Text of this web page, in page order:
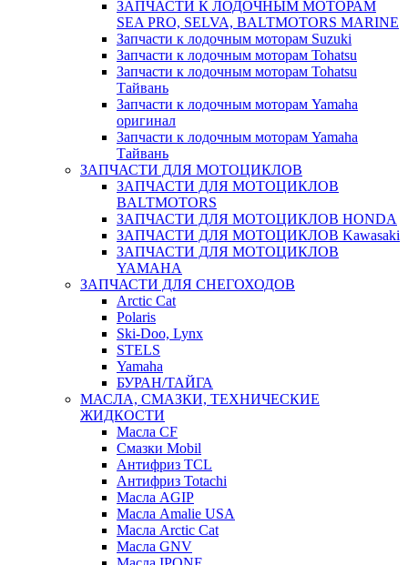
ЗАПЧАСТИ К ЛОДОЧНЫМ МОТОРАМ
SEA PRO, SELVA, BALTMOTORS MARINE
Запчасти к лодочным моторам Suzuki
Запчасти к лодочным моторам Tohatsu
Запчасти к лодочным моторам Tohatsu
Тайвань
Запчасти к лодочным моторам Yamaha
оригинал
Запчасти к лодочным моторам Yamaha
Тайвань
ЗАПЧАСТИ ДЛЯ МОТОЦИКЛОВ
ЗАПЧАСТИ ДЛЯ МОТОЦИКЛОВ
BALTMOTORS
ЗАПЧАСТИ ДЛЯ МОТОЦИКЛОВ HONDA
ЗАПЧАСТИ ДЛЯ МОТОЦИКЛОВ Kawasaki
ЗАПЧАСТИ ДЛЯ МОТОЦИКЛОВ
YAMAHA
ЗАПЧАСТИ ДЛЯ СНЕГОХОДОВ
Arctic Cat
Polaris
Ski-Doo, Lynx
STELS
Yamaha
БУРАН/ТАЙГА
МАСЛА, СМАЗКИ, ТЕХНИЧЕСКИЕ
ЖИДКОСТИ
Масла CF
Смазки Mobil
Антифриз TCL
Антифриз Totachi
Масла AGIP
Масла Amalie USA
Масла Arctic Cat
Масла GNV